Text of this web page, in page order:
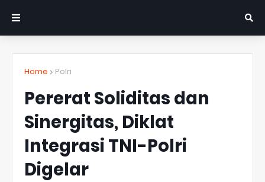
Home Polri
Pererat Soliditas dan
Sinergitas, Diklat
Integrasi TNI-Polri
Digelar